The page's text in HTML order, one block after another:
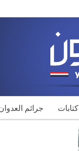
كتابات جرائم